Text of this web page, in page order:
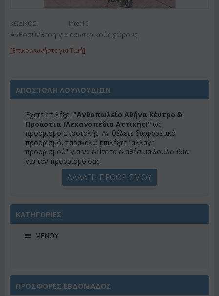
ΚΩΔΙΚΟΣ: Inter10
Ανθοσύνθεση για εσωτερικούς χώρους
[Επικοινωνήστε για Τιμή]
ΑΠΟΣΤΟΛΗ ΛΟΥΛΟΥΔΙΩΝ
Έχετε επιλέξει "Ανθοπωλείο Αθήνα Κέντρο &
Προάστια (Λεκανοπέδιο Αττικής)" ως
προορισμό αποστολής. Αν θέλετε διαφορετικό
προορισμό, παρακαλώ επιλέξτε "αλλαγή
προορισμού" για να δείτε τα διαθέσιμα λουλούδια
για τον προορισμό σας.
ΑΛΛΑΓΗ ΠΡΟΟΡΙΣΜΟΥ
ΚΑΤΗΓΟΡΙΕΣ
ΜΕΝΟΎ
ΠΡΟΣΦΟΡΕΣ ΕΒΔΟΜΑΔΟΣ